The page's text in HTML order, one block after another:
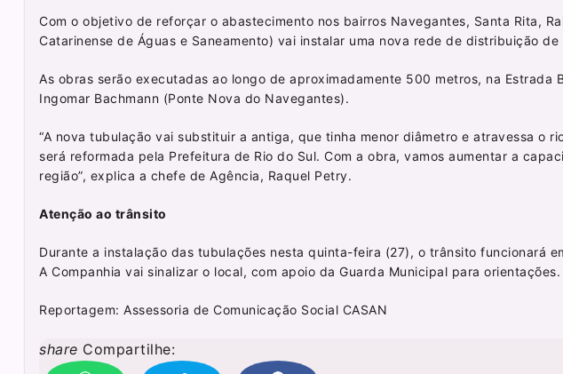
Com o objetivo de reforçar o abastecimento nos bairros Navegantes, Santa Rita,
Catarinense de Águas e Saneamento) vai instalar uma nova rede de distribuição
As obras serão executadas ao longo de aproximadamente 500 metros, na Estrada
Ingomar Bachmann (Ponte Nova do Navegantes).
“A nova tubulação vai substituir a antiga, que tinha menor diâmetro e atravessa o
será reformada pela Prefeitura de Rio do Sul. Com a obra, vamos aumentar a
região”, explica a chefe de Agência, Raquel Petry.
Atenção ao trânsito
Durante a instalação das tubulações nesta quinta-feira (27), o trânsito funcionará
A Companhia vai sinalizar o local, com apoio da Guarda Municipal para
Reportagem: Assessoria de Comunicação Social CASAN
share Compartilhe: